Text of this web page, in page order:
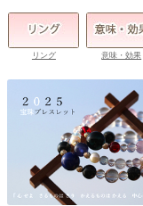
リング 意味・効果